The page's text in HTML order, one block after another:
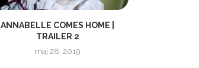
ANNABELLE COMES HOME |
TRAILER 2
maj 28, 2019